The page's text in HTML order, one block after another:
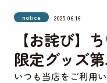
notice 2025.06.16
【お詫び】
限定グッズ
いつも当店をご利用